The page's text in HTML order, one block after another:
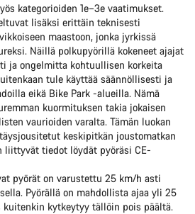
kategorioiden 1e–3e vaatimukset.
lisäksi erittäin teknisesti
maastoon, jonka jyrkissä
Näillä polkupyörillä kokeneet ajajat
ja ongelmitta kohtuullisen korkeita
tule käyttää säännöllisesti ja
eikä Bike Park -alueilla. Nämä
kuormituksen takia jokaisen
vaurioiden varalta. Tämän luokan
keskipitkän joustomatkan
liittyvät tiedot löydät pyöräsi CE-
pyörät on varustettu 25 km/h asti
Pyörällä on mahdollista ajaa yli 25
kytkeytyy tällöin pois päältä.